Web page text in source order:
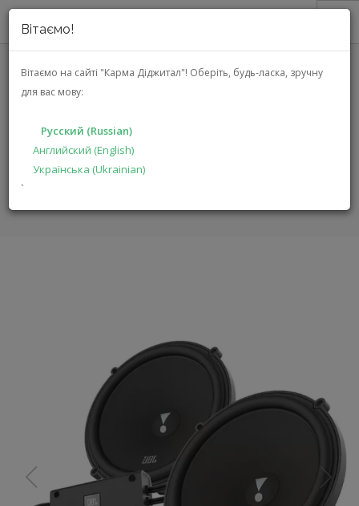
Вітаємо!
Вітаємо на сайті "Карма Діджитал"! Оберіть, будь-ласка, зручну
для вас мову:
Русский (Russian)
Английский (English)
Українська (Ukrainian)
`
О НАС
АКЦИИ
РЕШЕНИЯ
ПРОИЗВОДИТЕЛЯМ
ГЛАВНАЯ КАТАЛОГ
STADIUM 62CF